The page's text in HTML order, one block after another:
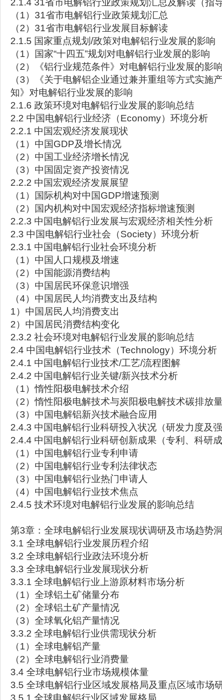
2.1.4 31省市电解铝行业政策规划汇总及解读（指
（1）31省市电解铝行业政策规划汇总
（2）31省市电解铝行业发展目标解读
2.1.5 国家重点规划/政策对电解铝行业发展的影响
（1）国家“十四五”规划对电解铝行业发展的影响
（2）《铝行业规范条件》对电解铝行业发展的影
（3）《关于电解铝企业通过兼并重组等方式实施
知》对电解铝行业发展的影响
2.1.6 政策环境对电解铝行业发展的影响总结
2.2 中国电解铝行业经济（Economy）环境分析
2.2.1 中国宏观经济发展现状
（1）中国GDP及增长情况
（2）中国工业经济增长情况
（3）中国固定资产投资情况
2.2.2 中国宏观经济发展展望
（1）国际机构对中国GDP增速预测
（2）国内机构对中国宏观经济指标增速预测
2.2.3 中国电解铝行业发展与宏观经济相关性分析
2.3 中国电解铝行业社会（Society）环境分析
2.3.1 中国电解铝行业社会环境分析
（1）中国人口规模及增速
（2）中国能源消费结构
（3）中国居民环保意识增强
（4）中国居民人均消费支出及结构
1）中国居民人均消费支出
2）中国居民消费结构变化
2.3.2 社会环境对电解铝行业发展的影响总结
2.4 中国电解铝行业技术（Technology）环境分析
2.4.1 中国电解铝行业技术/工艺/流程图解
2.4.2 中国电解铝行业关键/新兴技术分析
（1）惰性阳极电解技术介绍
（2）惰性阳极电解技术与炭阳极电解技术碳排放
（3）中国电解铝新兴技术融合应用
2.4.3 中国电解铝行业科研投入状况（研发力度及
2.4.4 中国电解铝行业科研创新成果（专利、科研
（1）中国电解铝行业专利申请
（2）中国电解铝行业专利法律状态
（3）中国电解铝行业热门申请人
（4）中国电解铝行业技术焦点
2.4.5 技术环境对电解铝行业发展的影响总结
第3章：全球电解铝行业发展现状调研及市场趋势
3.1 全球电解铝行业发展历程介绍
3.2 全球电解铝行业政法环境分析
3.3 全球电解铝行业发展现状分析
3.3.1 全球电解铝行业上游原材料市场分析
（1）全球铝土矿储量分布
（2）全球铝土矿产量情况
（3）全球氧化铝产量情况
3.3.2 全球电解铝行业供需现状分析
（1）全球电解铝产量
（2）全球电解铝行业消费量
3.4 全球电解铝行业市场规模体量
3.5 全球电解铝行业区域发展格局及重点区域市场
3.5.1 全球电解铝行业区域发展格局